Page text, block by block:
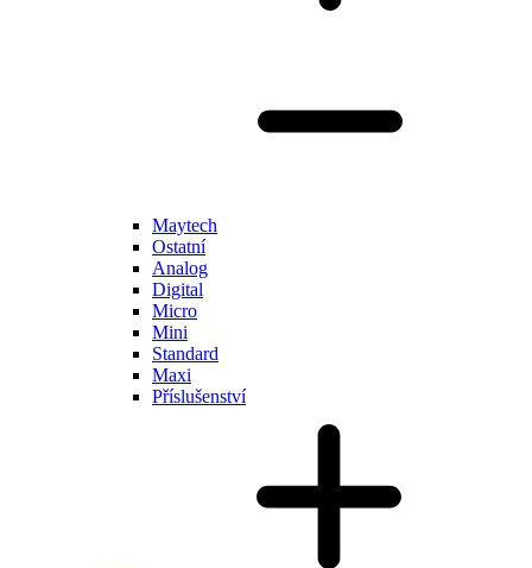
Maytech
Ostatní
Analog
Digital
Micro
Mini
Standard
Maxi
Příslušenství